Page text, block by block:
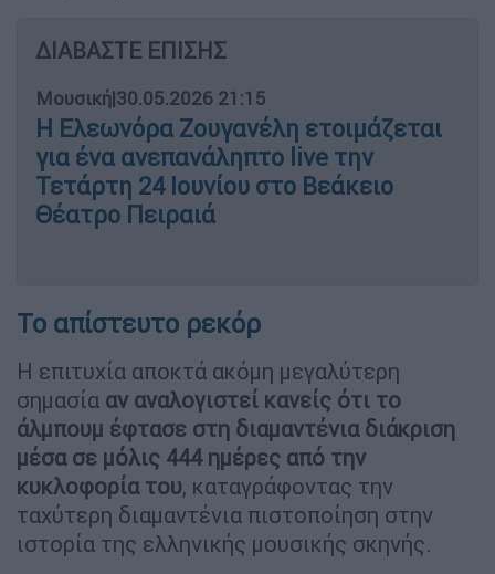
ΔΙΑΒΑΣΤΕ ΕΠΙΣΗΣ
Μουσική|30.05.2026 21:15
Η Ελεωνόρα Ζουγανέλη ετοιμάζεται
για ένα ανεπανάληπτο live την
Τετάρτη 24 Ιουνίου στο Βεάκειο
Θέατρο Πειραιά
Το απίστευτο ρεκόρ
Η επιτυχία αποκτά ακόμη μεγαλύτερη
σημασία αν αναλογιστεί κανείς ότι το
άλμπουμ έφτασε στη διαμαντένια διάκριση
μέσα σε μόλις 444 ημέρες από την
κυκλοφορία του, καταγράφοντας την
ταχύτερη διαμαντένια πιστοποίηση στην
ιστορία της ελληνικής μουσικής σκηνής.